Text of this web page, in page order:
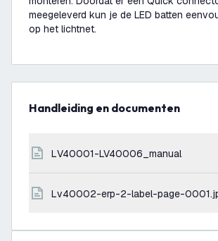
meegeleverd kun je de LED batten
op het lichtnet.
Handleiding en documenten
LV40001-LV40006_manual
lv40002-erp-2-label-page-